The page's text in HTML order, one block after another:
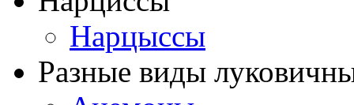
Нарцыссы
Разные виды